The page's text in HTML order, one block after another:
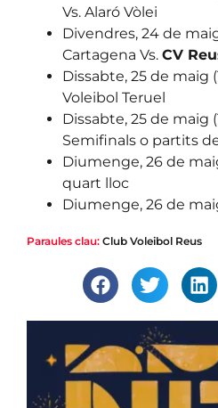
Vs. Alaró Vòlei
Divendres, 24 de
Cartagena Vs. CV
Dissabte, 25 de maig
Voleibol Teruel
Dissabte, 25 de maig
Semifinals o partits
Diumenge, 26 de
quart lloc
Diumenge, 26 de
Paraules clau: Club Voleibol Reus